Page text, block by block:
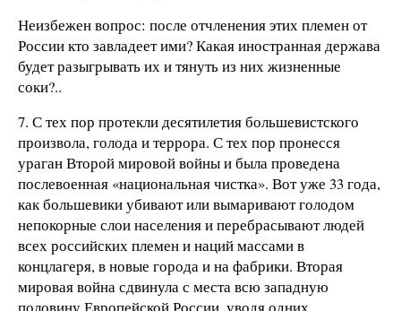
Неизбежен вопрос: после отчленения этих племен от
России кто завладеет ими? Какая иностранная держава
будет разыгрывать их и тянуть из них жизненные
соки?..
7. С тех пор протекли десятилетия большевистского
произвола, голода и террора. С тех пор пронесся
ураган Второй мировой войны и была проведена
послевоенная «национальная чистка». Вот уже 33 года,
как большевики убивают или вымаривают голодом
непокорные слои населения и перебрасывают людей
всех российских племен и наций массами в
концлагеря, в новые города и на фабрики. Вторая
мировая война сдвинула с места всю западную